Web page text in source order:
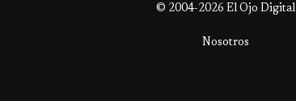
© 2004-2026 El Ojo Digital
Nosotros